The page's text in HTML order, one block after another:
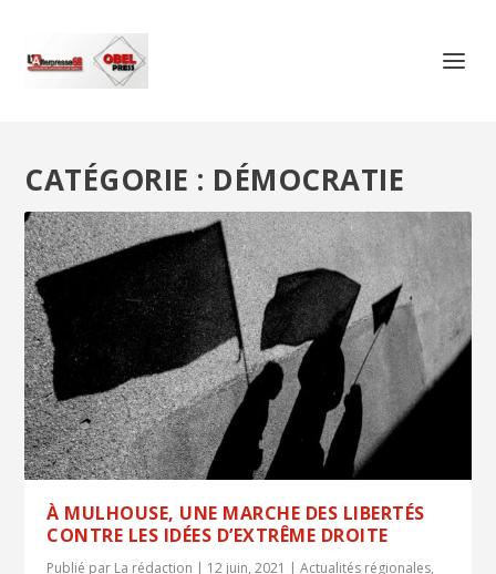
CATÉGORIE : DÉMOCRATIE
À MULHOUSE, UNE MARCHE DES LIBERTÉS
CONTRE LES IDÉES D’EXTRÊME DROITE
Publié par La rédaction | 12 juin, 2021 |Actualités régionales,